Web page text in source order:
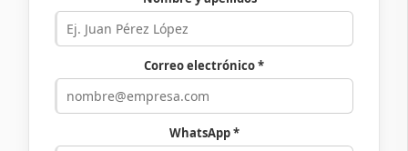
Correo electrónico *
WhatsApp *